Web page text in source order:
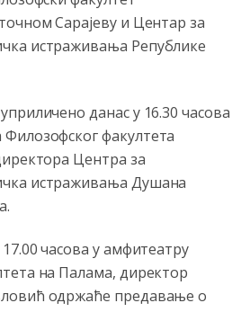
Сарајеву и Центар за
истраживања Републике
данас у 16.30 часова
факултета
Центра за
истраживања Душана
часова у амфитеатру
на Палама, директор
одржаће предавање о
на Косово и Метохију.
7:23
9:51
drzava nego Kosovo. Sa
i lijecit i skolovat i glasat u Srbij. A
to ne moze u Republici
SRPSKA
он има са тзв Косовом?
10:21